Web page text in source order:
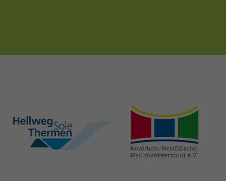
hellweg-sole-
thermen.de
heilbaeder.de